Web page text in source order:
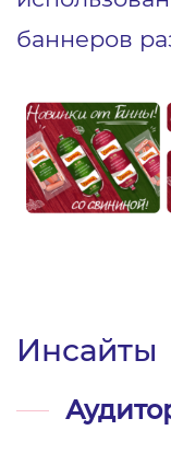
баннеров
Инсайты